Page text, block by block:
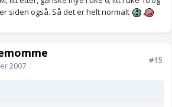
siden også. Så det er helt normalt
2007
#15